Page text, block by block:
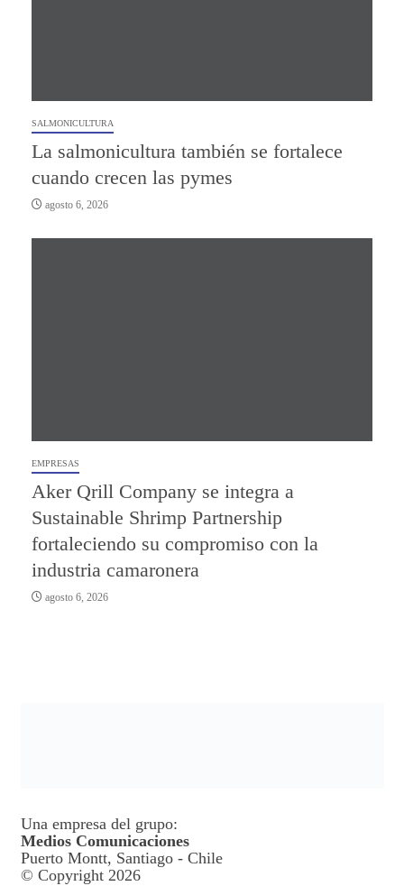
SALMONICULTURA
La salmonicultura también se fortalece
cuando crecen las pymes
agosto 6, 2026
EMPRESAS
Aker Qrill Company se integra a
Sustainable Shrimp Partnership
fortaleciendo su compromiso con la
industria camaronera
agosto 6, 2026
Una empresa del grupo:
Medios Comunicaciones
Puerto Montt, Santiago - Chile
© Copyright 2026